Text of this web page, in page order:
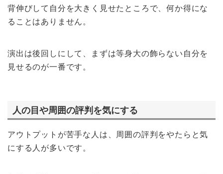
背伸びして自分を大きく見せたところで、何か得にな
ることはありません。
演出は後回しにして、まずは等身大の飾らない自分を
見せるのが一番です。
人の目や周囲の評判を気にする
アウトプットが苦手な人は、周囲の評判をやたらと気
にする人が多いです。